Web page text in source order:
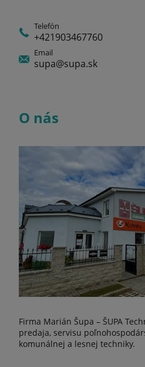
Telefón
+421903467760
Email
supa@supa.sk
O nás
Firma Marián Šupa – ŠUPA
predaja, servisu
komunálnej a lesnej techniky.